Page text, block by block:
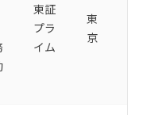
東証
プラ
イム
東
京